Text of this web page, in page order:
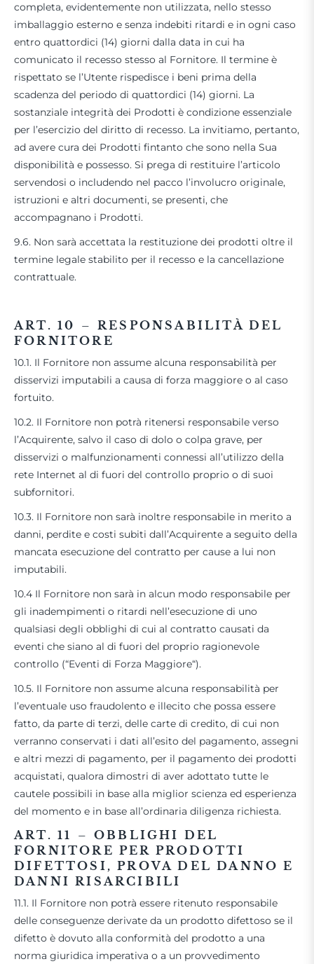
completa, evidentemente non utilizzata, nello stesso
imballaggio esterno e senza indebiti ritardi e in ogni caso
entro quattordici (14) giorni dalla data in cui ha
comunicato il recesso stesso al Fornitore. Il termine è
rispettato se l’Utente rispedisce i beni prima della
scadenza del periodo di quattordici (14) giorni. La
sostanziale integrità dei Prodotti è condizione essenziale
per l’esercizio del diritto di recesso. La invitiamo, pertanto,
ad avere cura dei Prodotti fintanto che sono nella Sua
disponibilità e possesso. Si prega di restituire l’articolo
servendosi o includendo nel pacco l’involucro originale,
istruzioni e altri documenti, se presenti, che
accompagnano i Prodotti.
9.6. Non sarà accettata la restituzione dei prodotti oltre il
termine legale stabilito per il recesso e la cancellazione
contrattuale.
ART. 10 –
RESPONSABILITÀ DEL
FORNITORE
10.1. Il Fornitore non assume alcuna responsabilità per
disservizi imputabili a causa di forza maggiore o al caso
fortuito.
10.2. Il Fornitore non potrà ritenersi responsabile verso
l’Acquirente, salvo il caso di dolo o colpa grave, per
disservizi o malfunzionamenti connessi all’utilizzo della
rete Internet al di fuori del controllo proprio o di suoi
subfornitori.
10.3. Il Fornitore non sarà inoltre responsabile in merito a
danni, perdite e costi subiti dall’Acquirente a seguito della
mancata esecuzione del contratto per cause a lui non
imputabili.
10.4 Il Fornitore non sarà in alcun modo responsabile per
gli inadempimenti o ritardi nell’esecuzione di uno
qualsiasi degli obblighi di cui al contratto causati da
eventi che siano al di fuori del proprio ragionevole
controllo (“Eventi di Forza Maggiore“).
10.5. Il Fornitore non assume alcuna responsabilità per
l’eventuale uso fraudolento e illecito che possa essere
fatto, da parte di terzi, delle carte di credito, di cui non
verranno conservati i dati all’esito del pagamento, assegni
e altri mezzi di pagamento, per il pagamento dei prodotti
acquistati, qualora dimostri di aver adottato tutte le
cautele possibili in base alla miglior scienza ed esperienza
del momento e in base all’ordinaria diligenza richiesta.
ART. 11 –
OBBLIGHI DEL
FORNITORE PER PRODOTTI
DIFETTOSI, PROVA DEL DANNO E
DANNI RISARCIBILI
11.1. Il Fornitore non potrà essere ritenuto responsabile
delle conseguenze derivate da un prodotto difettoso se il
difetto è dovuto alla conformità del prodotto a una
norma giuridica imperativa o a un provvedimento